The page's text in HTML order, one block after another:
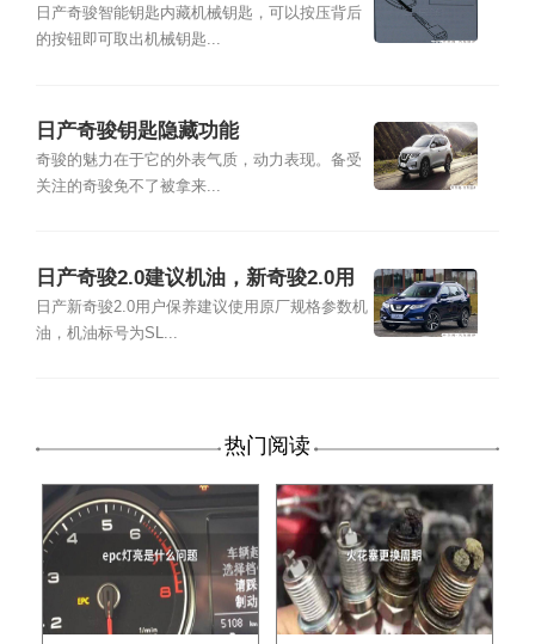
隐藏功能
日产奇骏智能钥匙内藏机械钥匙，可以按压背后
的按钮即可取出机械钥匙...
日产奇骏钥匙隐藏功能
奇骏的魅力在于它的外表气质，动力表现。备受
关注的奇骏免不了被拿来...
日产奇骏2.0建议机油，新奇骏2.0用
什么机油
日产新奇骏2.0用户保养建议使用原厂规格参数机
油，机油标号为SL...
热门阅读